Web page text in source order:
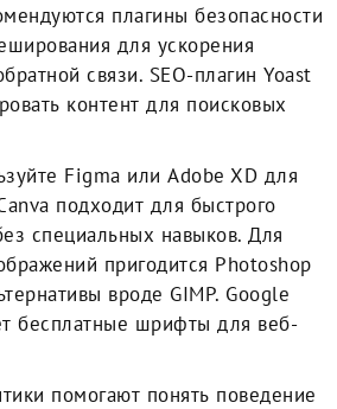
плагины безопасности
для ускорения
связи. SEO-плагин Yoast
контент для поисковых
Figma или Adobe XD для
подходит для быстрого
специальных навыков. Для
пригодится Photoshop
вроде GIMP. Google
бесплатные шрифты для веб-
помогают понять поведение